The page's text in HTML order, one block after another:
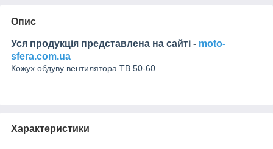
Опис
Уся продукція представлена на сайті - moto-
sfera.com.ua
Кожух обдуву вентилятора TB 50-60
Характеристики